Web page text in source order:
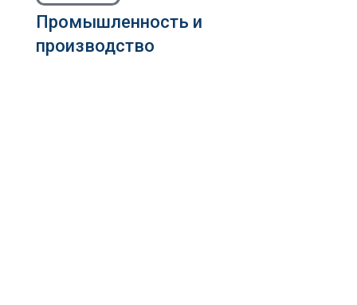
Промышленность и
производство